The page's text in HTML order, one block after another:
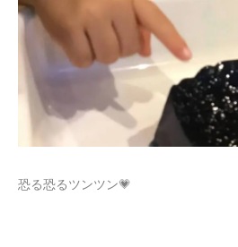
恐る恐るツンツン💗